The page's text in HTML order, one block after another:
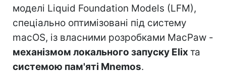
моделі Liquid Foundation Models (LFM),
спеціально оптимізовані під систему
macOS, із власними розробками MacPaw -
механізмом локального запуску Elixта
системою пам'яті Mnemos.